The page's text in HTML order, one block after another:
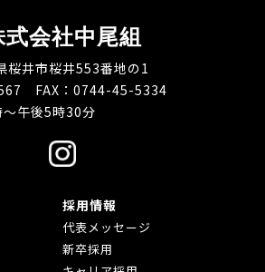
式会社中尾組
桜井市桜井553番地の1
FAX：0744-45-5334
午後5時30分
採用情報
代表メッセージ
新卒採用